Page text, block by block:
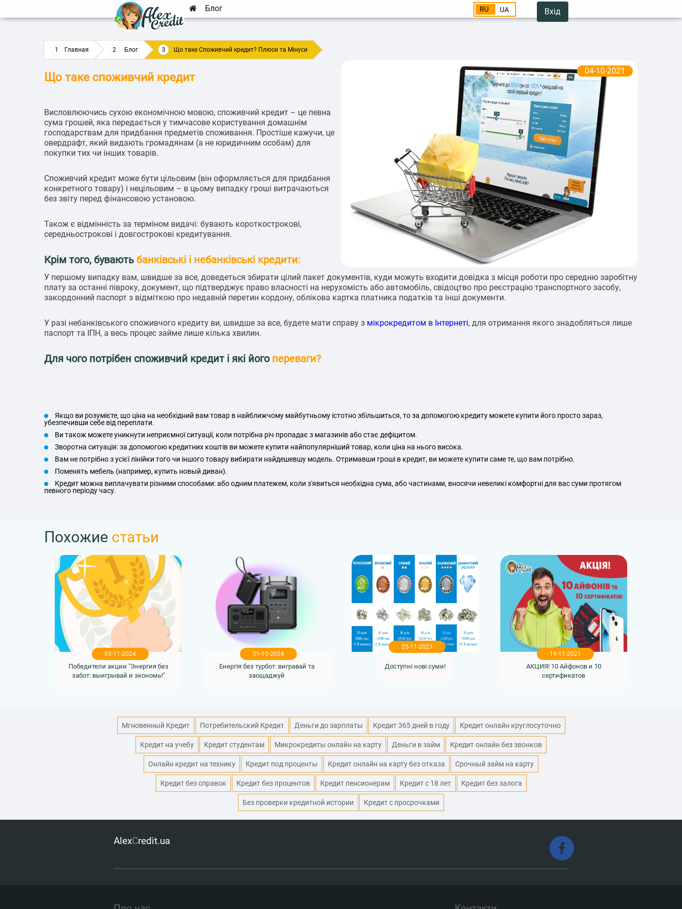
Блог RU UA Вхід
Главная Блог Що таке Споживчий кредит? Плюси та Мінуси
Що таке споживчий кредит 04-10-2021
Висловлюючись сухою економічною мовою, споживчий кредит – це певна
сума грошей, яка передається у тимчасове користування домашнім
господарствам для придбання предметів споживання. Простіше кажучи, це
овердрафт, який видають громадянам (а не юридичним особам) для
покупки тих чи інших товарів.
Споживчий кредит може бути цільовим (він оформляється для придбання
конкретного товару) і нецільовим – в цьому випадку гроші витрачаються
без звіту перед фінансовою установою.
Також є відмінність за терміном видачі: бувають короткострокові,
середньострокові і довгострокові кредитування.
Крім того, бувають банківські і небанківські кредити:
У першому випадку вам, швидше за все, доведеться збирати цілий пакет документів, куди можуть входити довідка з місця роботи про середню заробітну
плату за останні півроку, документ, що підтверджує право власності на нерухомість або автомобіль, свідоцтво про реєстрацію транспортного засобу,
закордонний паспорт з відміткою про недавній перетин кордону, облікова картка платника податків та інші документи.
У разі небанківського споживчого кредиту ви, швидше за все, будете мати справу з мікрокредитом в Інтернеті, для отримання якого знадобляться лише
паспорт та ІПН, а весь процес займе лише кілька хвилин.
Для чого потрібен споживчий кредит і які його переваги?
Якщо ви розумієте, що ціна на необхідний вам товар в найближчому майбутньому істотно збільшиться, то за допомогою кредиту можете купити його просто зараз,
убезпечивши себе від переплати.
Ви також можете уникнути неприємної ситуації, коли потрібна річ пропадає з магазинів або стає дефіцитом.
Зворотна ситуація: за допомогою кредитних коштів ви можете купити найпопулярніший товар, коли ціна на нього висока.
Вам не потрібно з усієї лінійки того чи іншого товару вибирати найдешевшу модель. Отримавши гроші в кредит, ви можете купити саме те, що вам потрібно.
Поменять мебель (например, купить новый диван).
Кредит можна виплачувати різними способами: або одним платежем, коли з'явиться необхідна сума, або частинами, вносячи невеликі комфортні для вас суми протягом
певного періоду часу.
Похожие статьи
03-11-2024
Победители акции "Энергия без
забот: выигрывай и экономь!"
01-10-2024
Енергія без турбот: вигравай та
заощаджуй
25-11-2021
Доступні нові суми!
19-11-2021
АКЦИЯ! 10 Айфонов и 10
сертификатов
Мгновенный Кредит Потребительский Кредит Деньги до зарплаты Кредит 365 дней в году Кредит онлайн круглосуточно
Кредит на учебу Кредит студентам Микрокредиты онлайн на карту Деньги в займ Кредит онлайн без звонков
Онлайн кредит на технику Кредит под проценты Кредит онлайн на карту без отказа Срочный займ на карту
Кредит без справок Кредит без процентов Кредит пенсионерам Кредит с 18 лет Кредит без залога
Без проверки кредитной истории Кредит с просрочками
AlexCredit.ua